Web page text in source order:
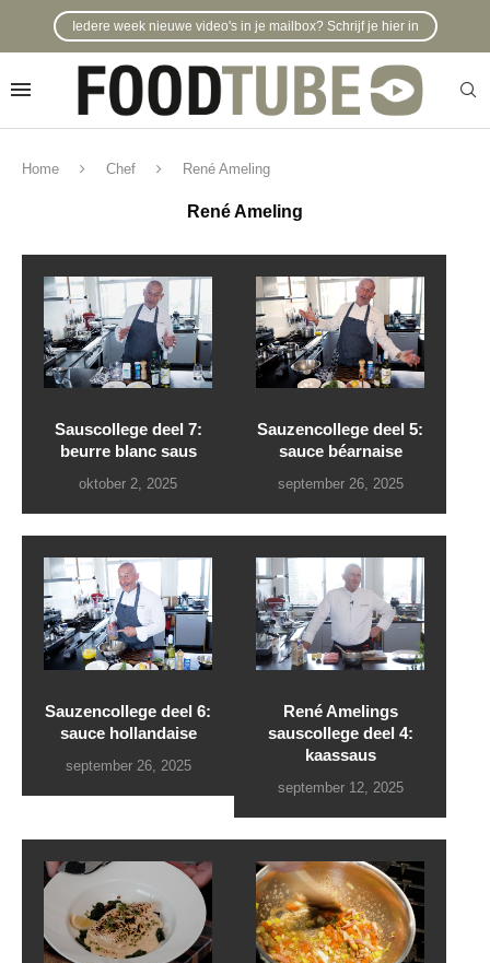
Iedere week nieuwe video's in je mailbox? Schrijf je hier in
Home Chef René Ameling
René Ameling
Sauscollege deel 7:
beurre blanc saus
oktober 2, 2025
Sauzencollege deel 5:
sauce béarnaise
september 26, 2025
Sauzencollege deel 6:
sauce hollandaise
september 26, 2025
René Amelings
sauscollege deel 4:
kaassaus
september 12, 2025